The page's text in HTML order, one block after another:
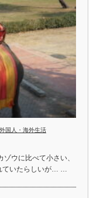
国人・海外生活
ウに比べて小さい、
ていたらしいが… …